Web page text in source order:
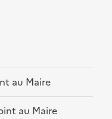
au Maire
au Maire